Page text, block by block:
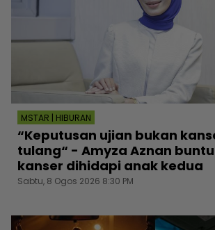
MSTAR | HIBURAN
“Keputusan ujian bukan
tulang“ - Amyza Aznan
kanser dihidapi anak kedua
Sabtu, 8 Ogos 2026 8:30 PM